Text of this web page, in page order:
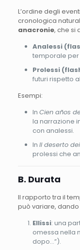
L’ordine degli
cronologica
anacronie, che si
Analessi
temporale
Prolessi
futuri rispetto
Esempi:
In Cien años
la narrazione
con analessi.
In Il deserto
prolessi che
B. Durata
Il rapporto tra il
può variare,
Ellissi: una
omessa nella
dopo…”).